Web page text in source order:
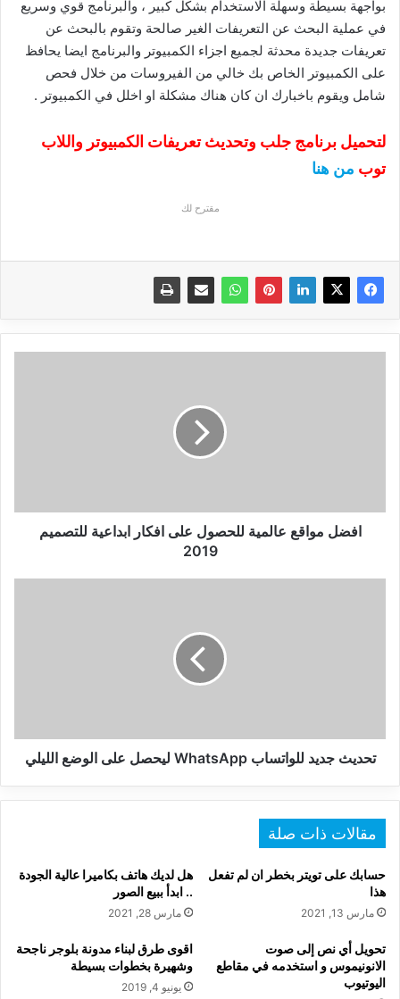
بواجهة بسيطة وسهلة الاستخدام بشكل كبير ، والبرنامج قوي وسريع
في عملية البحث عن التعريفات الغير صالحة وتقوم بالبحث عن
تعريفات جديدة محدثة لجميع اجزاء الكمبيوتر والبرنامج ايضا يحافظ
على الكمبيوتر الخاص بك خالي من الفيروسات من خلال فحص
شامل ويقوم باخبارك ان كان هناك مشكلة او اخلل في الكمبيوتر .
لتحميل برنامج جلب وتحديث تعريفات الكمبيوتر واللاب
توب من هنا
مقترح لك
2019
افضل مواقع عالمية للحصول على افكار ابداعية للتصميم
2019
تحديث جديد للواتساب WhatsApp ليحصل على الوضع الليلي
مقالات ذات صلة
حسابك على تويتر بخطر ان لم تفعل
هذا
مارس 13, 2021
هل لديك هاتف بكاميرا عالية الجودة
.. ابدأ ببيع الصور
مارس 28, 2021
تحويل أي نص إلى صوت
الانونيموس و استخدمه في مقاطع
اليوتيوب
اقوى طرق لبناء مدونة بلوجر ناجحة
وشهيرة بخطوات بسيطة
يونيو 4, 2019